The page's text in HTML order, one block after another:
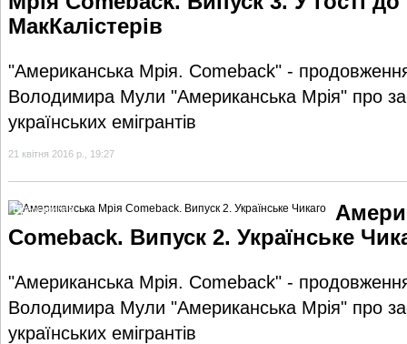
МакКалістерів
"Американська Мрія. Comeback" -
Володимира Мули "Американська Мрія" про
українських емігрантів
21 квітня 2016 р., 19:27
Відеогалерея
Comeback. Випуск 2. Українське
"Американська Мрія. Comeback" -
Володимира Мули "Американська Мрія" про
українських емігрантів